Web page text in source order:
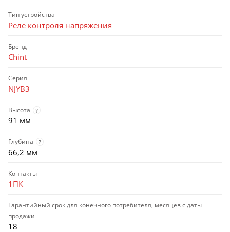
Тип устройства
Реле контроля напряжения
Бренд
Chint
Серия
NJYB3
Высота ?
91 мм
Глубина ?
66,2 мм
Контакты
1ПК
Гарантийный срок для конечного потребителя, месяцев с даты
продажи
18